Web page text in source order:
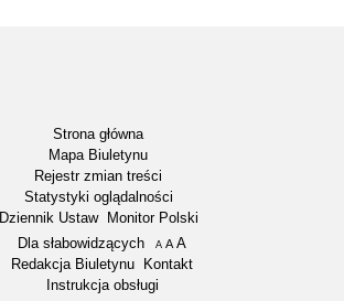
Strona główna
Mapa Biuletynu
Rejestr zmian treści
Statystyki oglądalności
Dziennik Ustaw
Monitor Polski
Menu dodatkowe
Dla słabowidzących A pomniejsz czcionkę
A standardowy rozmiar czcionki
A
Redakcja Biuletynu
Kontakt
Instrukcja obsługi